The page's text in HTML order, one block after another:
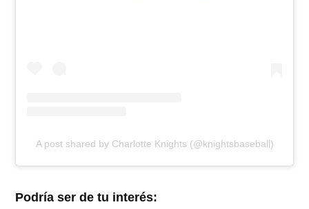
A post shared by Charlotte Knights (@knightsbaseball)
Podría ser de tu interés: